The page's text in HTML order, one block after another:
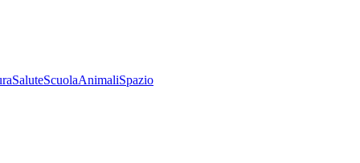
SaluteScuolaAnimaliSpazio